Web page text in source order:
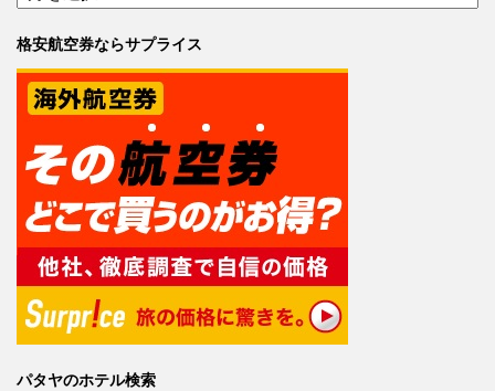
格安航空券ならサプライス
パタヤのホテル検索